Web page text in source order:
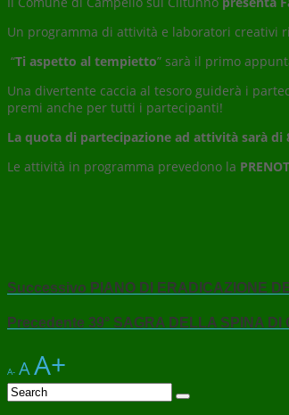
Un programma di attività e laboratori creativi
“Ti aspetto al tempietto” sarà il primo
Una divertente caccia al tesoro guiderà i
premi anche per tutti i partecipanti!
La quota di partecipazione ad attività sarà di
Le attività in programma prevedono la
Successivo PIANO DI ERADICAZIONE
Precedente 39° SAGRA DELLA SPINA
A- AA+